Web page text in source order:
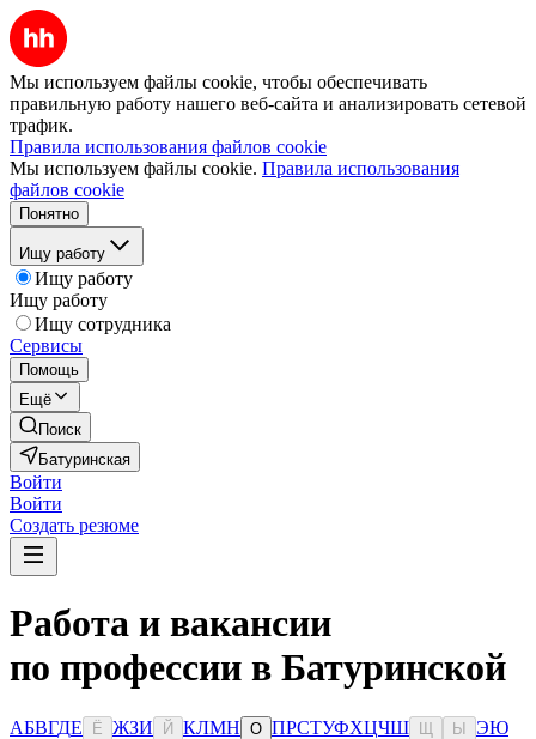
Мы используем файлы cookie, чтобы обеспечивать
правильную работу нашего веб-сайта и анализировать сетевой
трафик.
Правила использования файлов cookie
Мы используем файлы cookie. Правила использования
файлов cookie
Понятно
Ищу работу
Ищу работу
Ищу работу
Ищу сотрудника
Сервисы
Помощь
Ещё
Поиск
Батуринская
Войти
Войти
Создать резюме
Работа и вакансии
по профессии в Батуринской
АБВГДЕ Ё ЖЗИ Й КЛМН О ПРСТУФХЦЧШ Ы ЭЮ